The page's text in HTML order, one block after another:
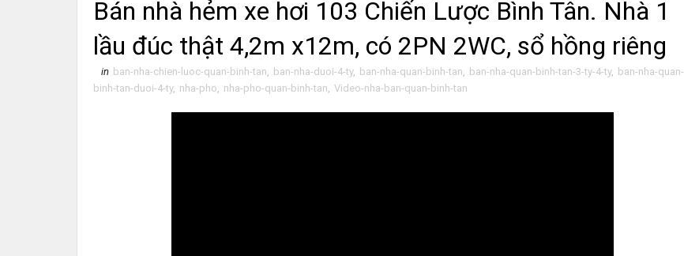
Bán nhà hẻm xe hơi 103 Chiến Lược Bình Tân. Nhà 1
lầu đúc thật 4,2m x12m, có 2PN 2WC, sổ hồng riêng
in ban-nha-chien-luoc-quan-binh-tan, ban-nha-duoi-4-ty, ban-nha-quan-binh-tan, ban-nha-quan-binh-tan-3-ty-4-ty, ban-nha-quan-
binh-tan-duoi-4-ty, nha-pho, nha-pho-quan-binh-tan, Video-nha-ban-quan-binh-tan